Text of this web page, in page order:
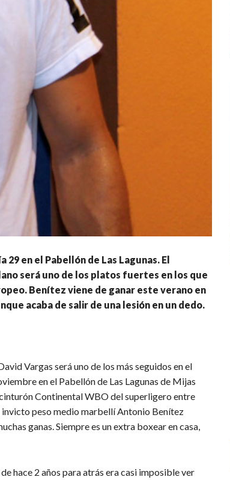
en el Pabellón de Las Lagunas. El
será uno de los platos fuertes en los que
Benítez viene de ganar este verano en
acaba de salir de una lesión en un dedo.
Vargas será uno de los más seguidos en el
en el Pabellón de Las Lagunas de Mijas
Continental WBO del superligero entre
invicto peso medio marbellí Antonio Benítez
ganas. Siempre es un extra boxear en casa,
hace 2 años para atrás era casi imposible ver